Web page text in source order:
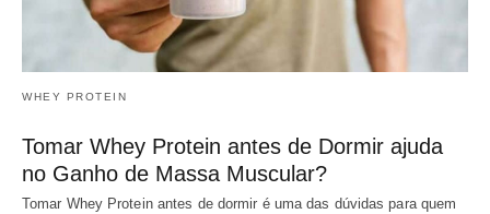
WHEY PROTEIN
Tomar Whey Protein antes de Dormir ajuda
no Ganho de Massa Muscular?
Tomar Whey Protein antes de dormir é uma das dúvidas para quem